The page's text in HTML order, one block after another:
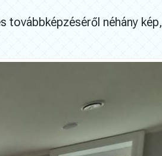
továbbképzéséről néhány kép,